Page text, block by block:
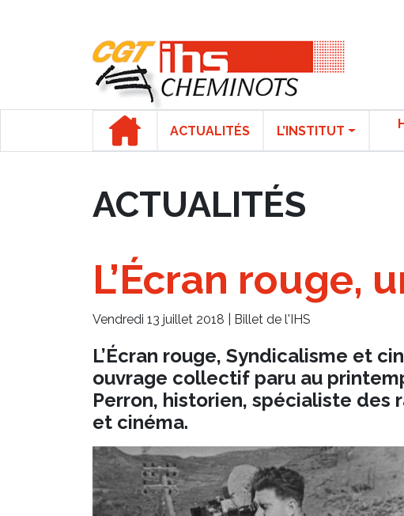
ACTUALITÉS L’INSTITUT
ACTUALITÉS
L’Écran rouge,
Vendredi 13 juillet 2018 | Billet de l'IHS
L’Écran rouge, Syndicalisme et
ouvrage collectif paru au
Perron, historien, spécialiste
et cinéma.